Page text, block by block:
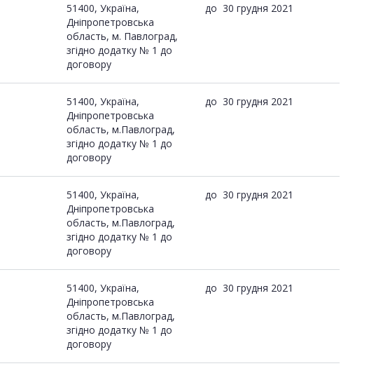
51400, Україна,
Дніпропетровська
область, м. Павлоград,
згідно додатку № 1 до
договору
до 30 грудня 2021
51400, Україна,
Дніпропетровська
область, м.Павлоград,
згідно додатку № 1 до
договору
до 30 грудня 2021
51400, Україна,
Дніпропетровська
область, м.Павлоград,
згідно додатку № 1 до
договору
до 30 грудня 2021
51400, Україна,
Дніпропетровська
область, м.Павлоград,
згідно додатку № 1 до
договору
до 30 грудня 2021